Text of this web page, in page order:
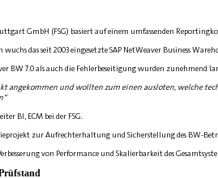
GmbH (FSG) basiert auf einem umfassenden
das seit 2003 eingesetzte SAP NetWeaver Business
BW 7.0 als auch die Fehlerbeseitigung wurden
angekommen und wollten zum einen ausloten, welche
BI, ECM bei der FSG.
zur Aufrechterhaltung und Sicherstellung des BW-
von Performance und Skalierbarkeit des